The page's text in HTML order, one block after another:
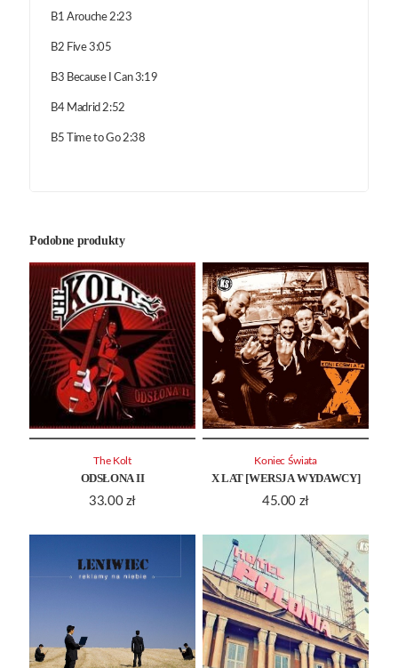
B1 Arouche 2:23
B2 Five 3:05
B3 Because I Can 3:19
B4 Madrid 2:52
B5 Time to Go 2:38
Podobne produkty
ODSŁONA II
33.00 zł
The Kolt
X LAT [WERSJA WYDAWCY]
45.00 zł
Koniec Świata